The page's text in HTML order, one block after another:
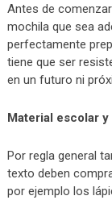
Antes de
mochila que sea
perfectamente
tiene que ser
en un futuro ni
Material escolar
Por regla general
texto deben
por ejemplo los